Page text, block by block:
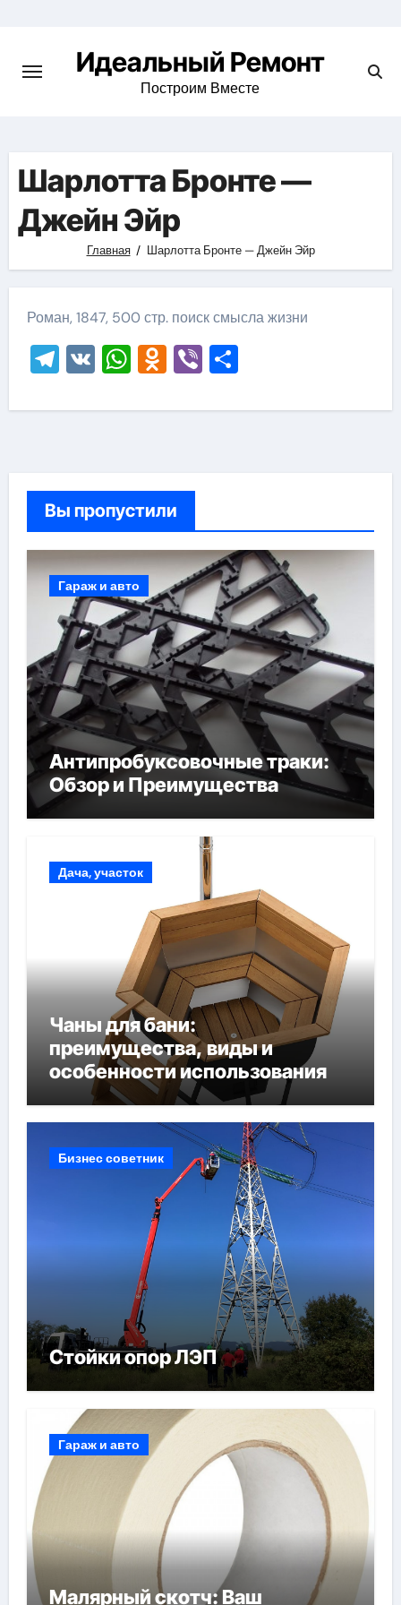
content
Идеальный Ремонт
Построим Вместе
Шарлотта Бронте —
Джейн Эйр
Главная Шарлотта Бронте — Джейн Эйр
Роман, 1847, 500 стр. поиск смысла жизни
Telegram
VKWhatsApp
Odnoklassniki
ViberОтправить
Вы пропустили
Гараж и авто
Антипробуксовочные траки:
Обзор и Преимущества
Дача, участок
Чаны для бани:
преимущества, виды и
особенности использования
Бизнес советник
Стойки опор ЛЭП
Гараж и авто
Малярный скотч: Ваш